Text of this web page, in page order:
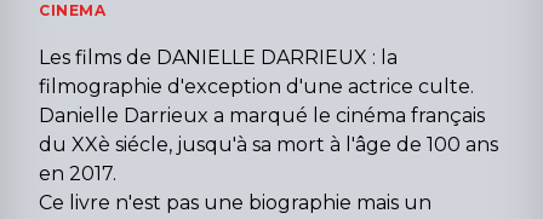
CINEMA
​Les films de DANIELLE DARRIEUX : la
filmographie d'exception d'une actrice culte.
Danielle Darrieux a marqué le cinéma français
du XXè siécle, jusqu'à sa mort à l'âge de 100 ans
en 2017.
Ce livre n'est pas une biographie mais un